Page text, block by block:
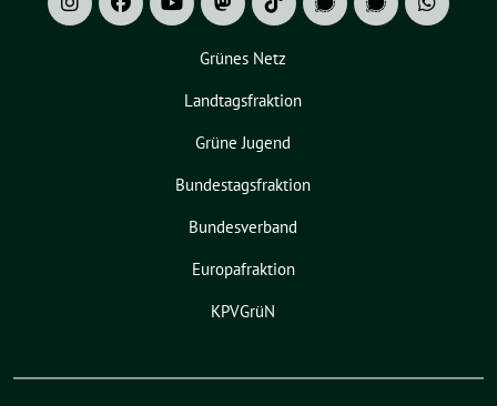
Grünes Netz
Landtagsfraktion
Grüne Jugend
Bundestagsfraktion
Bundesverband
Europafraktion
KPVGrüN